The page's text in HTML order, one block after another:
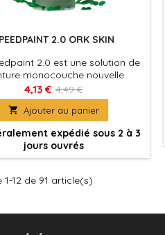
2.0 ORK SKIN
2.0 est une solution de
monocouche nouvelle
Appliquez simplement une
de Speedpaint directement sur
figurine et le tour est joué ! La
produira à la fois un
une couleur intense et un
en une seule
application.
4,13 € 4,49 €
 Ajouter au panier
expédié sous 2 à 3
jours ouvrés
12 de 91 article(s)